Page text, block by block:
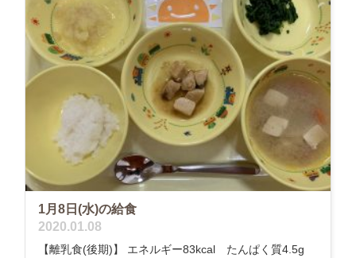
1月8日(水)の給食
2020.01.08
【離乳食(後期)】 エネルギー83kcal たんぱく質4.5g